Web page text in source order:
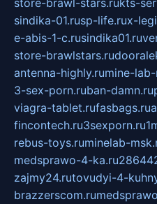
sindika-01.rusp-life.rux-
e-abis-1-c.rusindika01.ru
store-brawlstars.ru
antenna-highly.rumine-
3-sex-porn.ruban-damn.ru
viagra-tablet.rufasbags.ru
fincontech.ru3sexporn.ru
rebus-toys.ruminelab-
medsprawo-4-ka.ru
zajmy24.rutovudyi-4-
brazzerscom.ru